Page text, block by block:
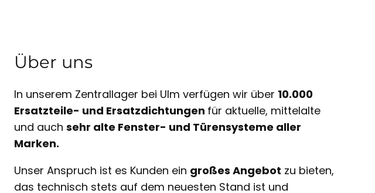
Über uns
In unserem Zentrallager bei Ulm verfügen wir über 10.000
Ersatzteile- und Ersatzdichtungen für aktuelle, mittelalte
und auchsehr alte Fenster- und Türensysteme aller
Marken.
Unser Anspruch ist es Kunden ein großes Angebot zu bieten,
das technisch stets auf dem neuesten Stand ist und